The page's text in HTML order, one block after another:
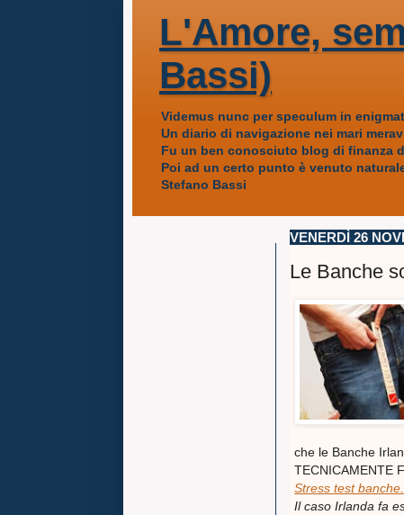
L'Amore,
Bassi)
Videmus nunc per speculum in
Un diario di navigazione nei mari
Fu un ben conosciuto blog di finanza
Poi ad un certo punto è venuto
Stefano Bassi
VENERDÌ 26
Le Banche
che le Banche
TECNICAMENTE
Stress test
Il caso Irlanda fa